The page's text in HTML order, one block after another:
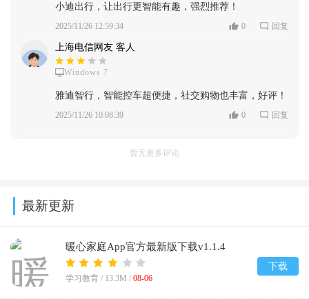
小迪出行，让出行更智能有趣，强烈推荐！
2025/11/26 12:59:34 0 回复
上海电信网友 客人
Windows 7
雅迪智行，智能控车超便捷，社交购物也丰富，好评！
2025/11/26 10:08:39 0 回复
暂无更多评论
最新更新
暖心家庭App官方最新版下载v1.1.4
学习教育 / 13.3M / 08-06
下载